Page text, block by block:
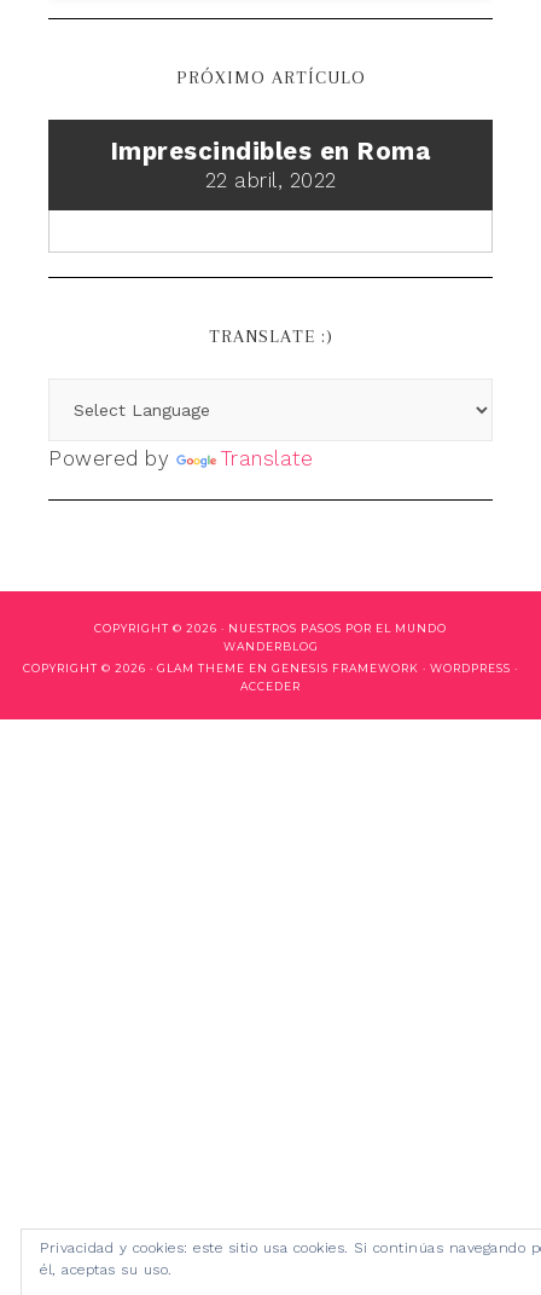
PRÓXIMO ARTÍCULO
Imprescindibles en Roma
22 abril, 2022
TRANSLATE :)
Powered by Translate
COPYRIGHT © 2026 · NUESTROS PASOS POR EL MUNDO
WANDERBLOG
COPYRIGHT © 2026 · GLAM THEME EN GENESIS FRAMEWORK · WORDPRESS ·
ACCEDER
Privacidad y cookies: este sitio usa cookies. Si continúas navegando
él, aceptas su uso.